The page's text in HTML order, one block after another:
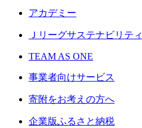
アカデミー
Ｊリーグサステナビリティ
TEAM AS ONE
事業者向けサービス
寄附をお考えの方へ
企業版ふるさと納税